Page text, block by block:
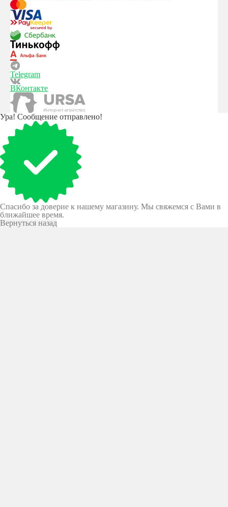
Telegram
ВКонтакте
Ура! Сообщение отправлено!
Спасибо за доверие к нашему магазину. Мы свяжемся с Вами в
ближайшее время.
Вернуться назад